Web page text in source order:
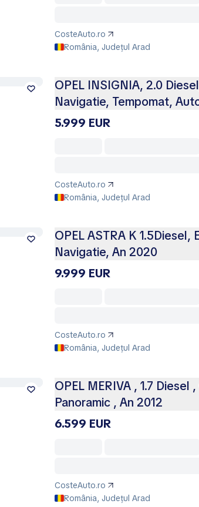
CosteAuto.ro
România, Județul Arad
OPEL INSIGNIA, 2.0
Navigatie, Tempomat,
5.999 EUR
CosteAuto.ro
România, Județul Arad
OPEL ASTRA K 1.5Diesel,
Navigatie, An 2020
9.999 EUR
CosteAuto.ro
România, Județul Arad
OPEL MERIVA , 1.7
Panoramic , An 2012
6.599 EUR
CosteAuto.ro
România, Județul Arad